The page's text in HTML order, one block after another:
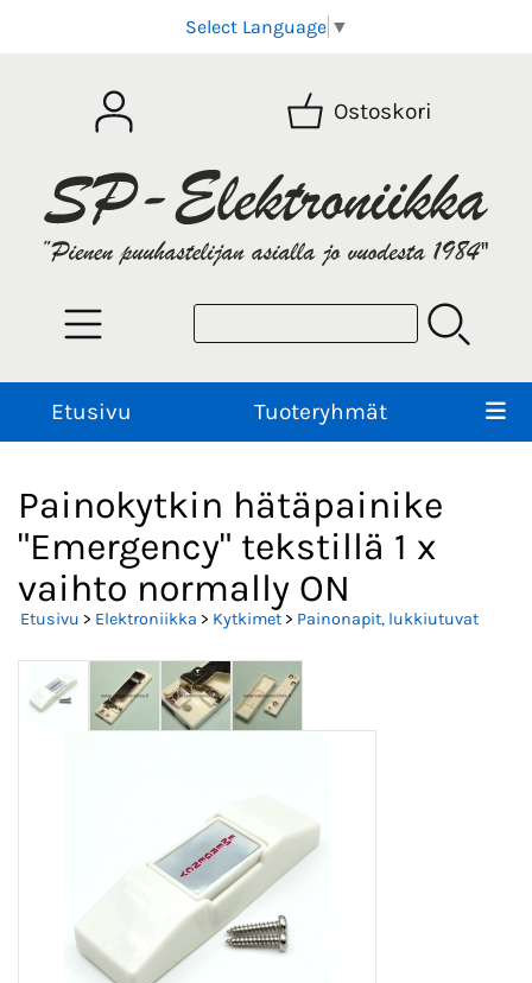
Select Language ▼
Ostoskori
Etusivu Tuoteryhmät
Painokytkin hätäpainike
"Emergency" tekstillä 1 x
vaihto normally ON
Etusivu > Elektroniikka > Kytkimet> Painonapit, lukkiutuvat